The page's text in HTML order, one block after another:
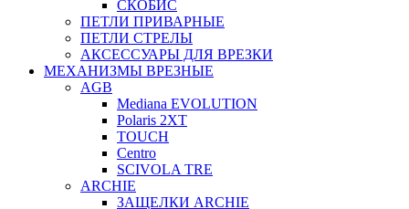
СКОБИС
ПЕТЛИ ПРИВАРНЫЕ
ПЕТЛИ СТРЕЛЫ
АКСЕССУАРЫ ДЛЯ ВРЕЗКИ
МЕХАНИЗМЫ ВРЕЗНЫЕ
AGB
Mediana EVOLUTION
Polaris 2XT
TOUCH
Centro
SCIVOLA TRE
ARCHIE
ЗАЩЕЛКИ ARCHIE